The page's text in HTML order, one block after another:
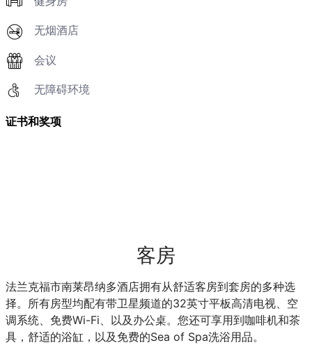
无烟酒店
会议
无障碍环境
证书和奖项
客房
法兰克福市南莱昂纳多酒店拥有从舒适客房到套房的多种选
择。所有房型均配有带卫星频道的32英寸平板高清电视、空
调系统、免费Wi-Fi、以及办公桌。您还可享用到咖啡机和茶
具，舒适的浴缸，以及免费的Sea of Spa洗浴用品。